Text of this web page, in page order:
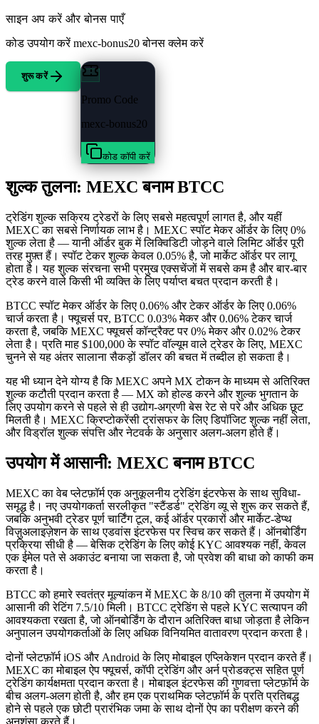
साइन अप करें और बोनस पाएँ
कोड उपयोग करें mexc-bonus20 बोनस क्लेम करें
शुरू करें
Promo Code
mexc-bonus20
कोड कॉपी करें
शुल्क तुलना: MEXC बनाम BTCC
ट्रेडिंग शुल्क सक्रिय ट्रेडरों के लिए सबसे महत्वपूर्ण लागत है, और यहीं
MEXC का सबसे निर्णायक लाभ है। MEXC स्पॉट मेकर ऑर्डर के लिए 0%
शुल्क लेता है — यानी ऑर्डर बुक में लिक्विडिटी जोड़ने वाले लिमिट ऑर्डर पूरी
तरह मुफ़्त हैं। स्पॉट टेकर शुल्क केवल 0.05% है, जो मार्केट ऑर्डर पर लागू
होता है। यह शुल्क संरचना सभी प्रमुख एक्सचेंजों में सबसे कम है और बार-बार
ट्रेड करने वाले किसी भी व्यक्ति के लिए पर्याप्त बचत प्रदान करती है।
BTCC स्पॉट मेकर ऑर्डर के लिए 0.06% और टेकर ऑर्डर के लिए 0.06%
चार्ज करता है। फ्यूचर्स पर, BTCC 0.03% मेकर और 0.06% टेकर चार्ज
करता है, जबकि MEXC फ्यूचर्स कॉन्ट्रैक्ट पर 0% मेकर और 0.02% टेकर
लेता है। प्रति माह $100,000 के स्पॉट वॉल्यूम वाले ट्रेडर के लिए, MEXC
चुनने से यह अंतर सालाना सैकड़ों डॉलर की बचत में तब्दील हो सकता है।
यह भी ध्यान देने योग्य है कि MEXC अपने MX टोकन के माध्यम से अतिरिक्त
शुल्क कटौती प्रदान करता है — MX को होल्ड करने और शुल्क भुगतान के
लिए उपयोग करने से पहले से ही उद्योग-अग्रणी बेस रेट से परे और अधिक छूट
मिलती है। MEXC क्रिप्टोकरेंसी ट्रांसफर के लिए डिपॉजिट शुल्क नहीं लेता,
और विड्रॉल शुल्क संपत्ति और नेटवर्क के अनुसार अलग-अलग होते हैं।
उपयोग में आसानी: MEXC बनाम BTCC
MEXC का वेब प्लेटफ़ॉर्म एक अनुकूलनीय ट्रेडिंग इंटरफेस के साथ सुविधा-
समृद्ध है। नए उपयोगकर्ता सरलीकृत "स्टैंडर्ड" ट्रेडिंग व्यू से शुरू कर सकते हैं,
जबकि अनुभवी ट्रेडर पूर्ण चार्टिंग टूल, कई ऑर्डर प्रकारों और मार्केट-डेप्थ
विज़ुअलाइज़ेशन के साथ एडवांस इंटरफेस पर स्विच कर सकते हैं। ऑनबोर्डिंग
प्रक्रिया सीधी है — बेसिक ट्रेडिंग के लिए कोई KYC आवश्यक नहीं, केवल
एक ईमेल पते से अकाउंट बनाया जा सकता है, जो प्रवेश की बाधा को काफी कम
करता है।
BTCC को हमारे स्वतंत्र मूल्यांकन में MEXC के 8/10 की तुलना में उपयोग में
आसानी की रेटिंग 7.5/10 मिली। BTCC ट्रेडिंग से पहले KYC सत्यापन की
आवश्यकता रखता है, जो ऑनबोर्डिंग के दौरान अतिरिक्त बाधा जोड़ता है लेकिन
अनुपालन उपयोगकर्ताओं के लिए अधिक विनियमित वातावरण प्रदान करता है।
दोनों प्लेटफ़ॉर्म iOS और Android के लिए मोबाइल एप्लिकेशन प्रदान करते हैं।
MEXC का मोबाइल ऐप फ्यूचर्स, कॉपी ट्रेडिंग और अर्न प्रोडक्ट्स सहित पूर्ण
ट्रेडिंग कार्यक्षमता प्रदान करता है। मोबाइल इंटरफेस की गुणवत्ता प्लेटफ़ॉर्म के
बीच अलग-अलग होती है, और हम एक प्राथमिक प्लेटफ़ॉर्म के प्रति प्रतिबद्ध
होने से पहले एक छोटी प्रारंभिक जमा के साथ दोनों ऐप का परीक्षण करने की